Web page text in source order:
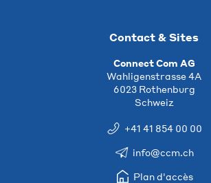
Contact & Sites
Connect Com AG
Wahligenstrasse 4A
6023 Rothenburg
Schweiz
+41 41 854 00 00
info@ccm.ch
Plan d'accès